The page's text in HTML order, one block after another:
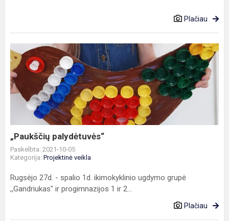
Plačiau
„Paukščių
palydėtuvės“
„Paukščių palydėtuvės“
Paskelbta: 2021-10-05
Kategorija: Projektinė veikla
Rugsėjo 27d. - spalio 1d. ikimokyklinio ugdymo grupė
,,Gandriukas" ir progimnazijos 1 ir 2...
Plačiau